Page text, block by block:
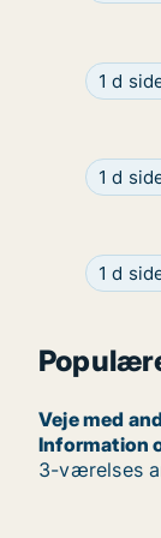
Ca.
1 d
Ca.
1 d
Ca. 75
1 d
Veje med
Information
3-værelses